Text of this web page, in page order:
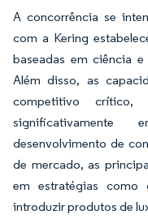
A concorrência se
com a Kering
baseadas em ciência
Além disso, as
competitivo
desenvolvimento de
de mercado, as
em estratégias como
introduzir produtos de